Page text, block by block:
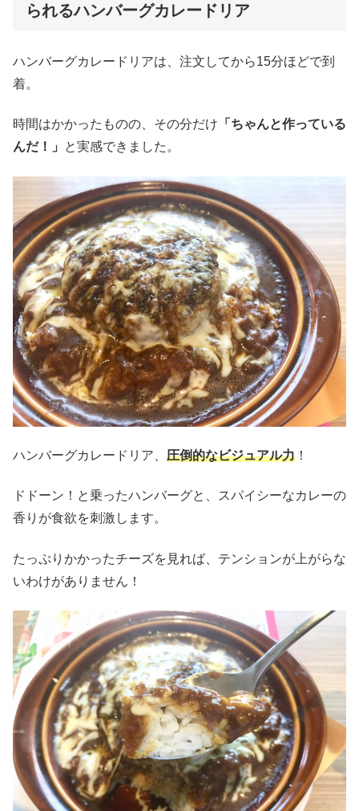
られるハンバーグカレードリア
ハンバーグカレードリアは、注文してから15分ほどで到
着。
時間はかかったものの、その分だけ 「ちゃんと作っている
んだ！」
と実感できました。
ハンバーグカレードリア、 圧倒的なビジュアル力 ！
ドドーン！と乗ったハンバーグと、スパイシーなカレーの
香りが食欲を刺激します。
たっぷりかかったチーズを見れば、テンションが上がらな
いわけがありません！